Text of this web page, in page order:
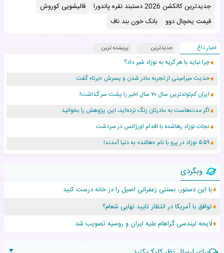
جدیدترین کالکشن 2026 دستبند نقره پاندورا
قالیشویی کوروش
قیمت یخچال دوو
بانک خون بند ناف
اخبار داغ جدیدترین پربیننده ترین
چرا نباید با هر گریه به نوزاد شیر داد؟
حدیث میرامینی از تجربه مادر شدن و پسرش «برنا» گفت
ایران کم‌تولدترین سال ۷۰ سال اخیر را پشت سر گذاشت!
اگر مدت‌هاست به مادرتان زنگ نزده‌اید، این پژوهش را بخوانید
نجات نوزاد رهاشده با اقدام اورژانس در سردشت
۵۵۹ نوزاد در پرو با نام «هالند» به دنیا آمدند!
زن ۲۴ ساله پس از درمان سرطان رحم، مادر شد
افزایش قد این دختر، چند میلیون دلار برای پدرش خرج داشته
حرکت غیرقانونی یک پرستار، جان دوقلوها را نجات داد!
عجیب‌ترین تولد در ۵/۵/۵ امسال که همه را شوکه کرد!
وبگردی
با این دستور، بستنی زعفرانی اصیل را در خانه درست کنید
توافق با آمریکا در انتظار تایید نهایی شعام؟
لایحه لیندسی گراهام علیه ایران و روسیه تصویب شد